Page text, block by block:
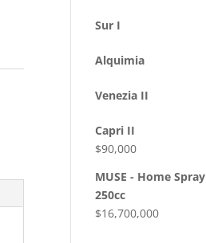
Sur I
Alquimia
Venezia II
Capri II
$90,000
MUSE - Home Spray
250cc
$16,700,000